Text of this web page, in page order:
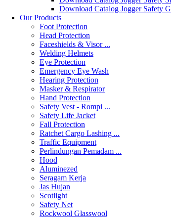
Download Catalog Jogger Safety
Our Products
Foot Protection
Head Protection
Faceshields & Visor ...
Welding Helmets
Eye Protection
Emergency Eye Wash
Hearing Protection
Masker & Respirator
Hand Protection
Safety Vest - Rompi ...
Safety Life Jacket
Fall Protection
Ratchet Cargo Lashing ...
Traffic Equipment
Perlindungan Pemadam ...
Hood
Aluminezed
Seragam Kerja
Jas Hujan
Scotlight
Safety Net
Rockwool Glasswool